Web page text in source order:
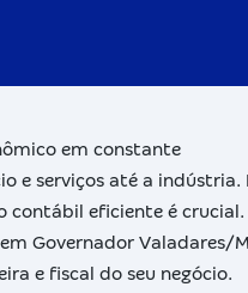
em constante
e serviços até a indústria.
contábil eficiente é crucial.
Governador Valadares/
e fiscal do seu negócio.